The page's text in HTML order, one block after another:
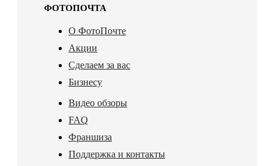
ФОТОПОЧТА
О ФотоПочте
Акции
Сделаем за вас
Бизнесу
Видео обзоры
FAQ
Франшиза
Поддержка и контакты